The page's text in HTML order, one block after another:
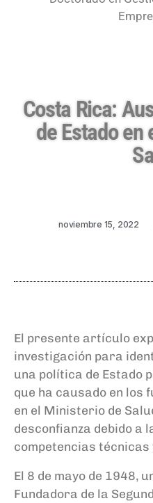
Costa Rica:
de Estado en
noviembre 15, 2022
El presente artículo
investigación para
una política de Estado
que ha causado en los
en el Ministerio de
desconfianza debido a
competencias
El 8 de mayo de 1948,
Fundadora de la